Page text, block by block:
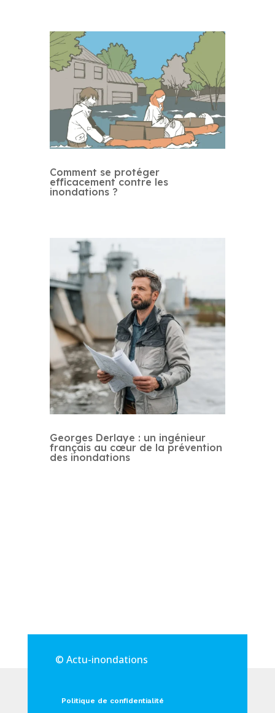
Comment se protéger
efficacement contre les
inondations ?
Georges Derlaye : un ingénieur
français au cœur de la prévention
des inondations
© Actu-inondations
Politique de confidentialité